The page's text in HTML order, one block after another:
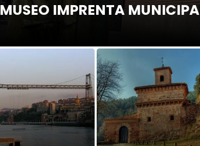
MUSEO IMPRENTA